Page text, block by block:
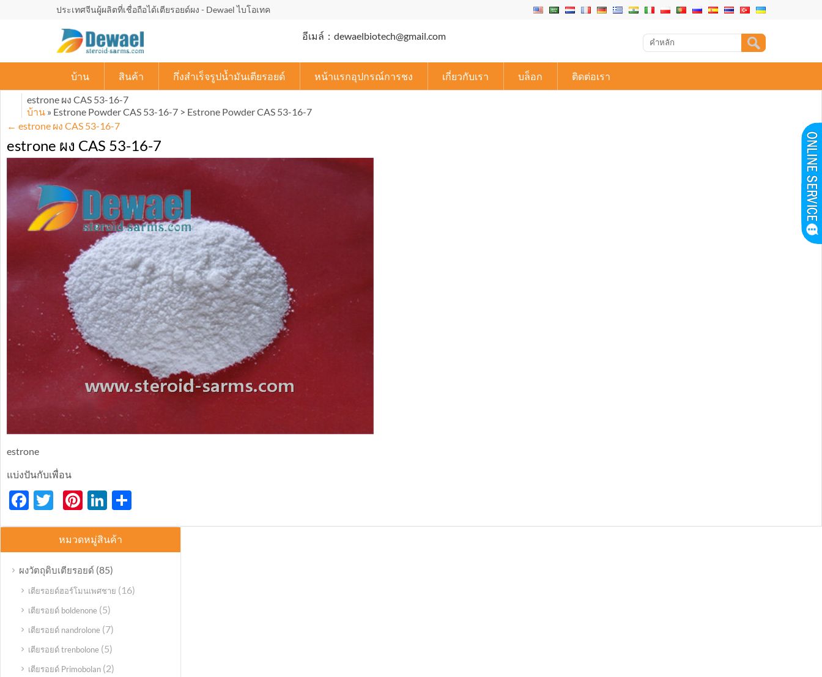
ประเทศจีนผู้ผลิตที่เชื่อถือได้เตียรอยด์ผง - Dewael ไบโอเทค
อีเมล์：dewaelbiotech@gmail.com
บ้าน สินค้า กึ่งสำเร็จรูปน้ำมันเตียรอยด์ หน้าแรกอุปกรณ์การชง เกี่ยวกับเรา บล็อก
ติดต่อเรา
estrone ผง CAS 53-16-7
บ้าน » Estrone Powder CAS 53-16-7 > Estrone Powder CAS 53-16-7
← estrone ผง CAS 53-16-7
estrone ผง CAS 53-16-7
estrone
แบ่งปันกับเพื่อน
Facebook
Twitter
Pinterest
LinkedIn
享
หมวดหมู่สินค้า
ผงวัตถุดิบเตียรอยด์ (85)
เตียรอยด์ฮอร์โมนเพศชาย (16)
เตียรอยด์ boldenone (5)
เตียรอยด์ nandrolone (7)
เตียรอยด์ trenbolone (5)
เตียรอยด์ Primobolan (2)